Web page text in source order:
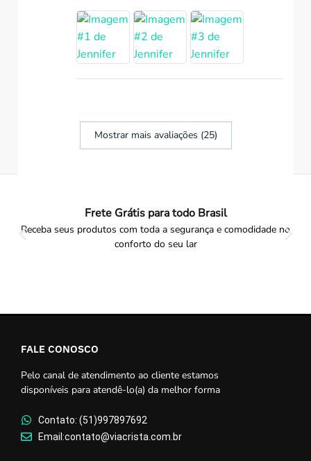
Mostrar mais avaliações (25)
Frete Grátis para todo Brasil
Receba seus produtos com toda a segurança e comodidade no
conforto do seu lar
FALE CONOSCO
Pelo canal de atendimento ao cliente estamos
disponíveis para atendê-lo(a) da melhor forma
Contato: (51)997897692
Email:contato@viacrista.com.br